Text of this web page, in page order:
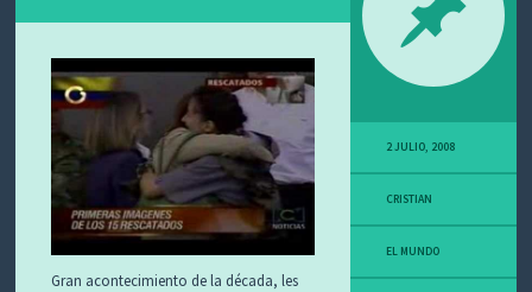
Gran acontecimiento de la década, les
2 JULIO, 2008
CRISTIAN
EL MUNDO